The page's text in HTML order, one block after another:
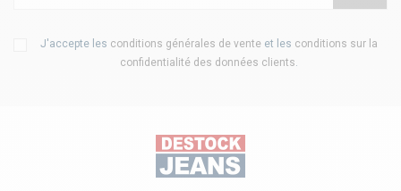
J'accepte les conditions générales de vente et les conditions sur la
confidentialité des données clients